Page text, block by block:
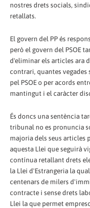
nostres drets socials,
retallats.
El govern del PP és
però el govern del PSOE
d'eliminar els articles ara
contrari, quantes vegades
pel PSOE o per acords
mantingut i el caràcter
És doncs una sentència
tribunal no es pronuncia
majoria dels seus articles
aquesta Llei que seguirà
contínua retallant drets
la Llei d'Estrangeria la
centenars de milers
contracte i sense drets
Llei la que permet